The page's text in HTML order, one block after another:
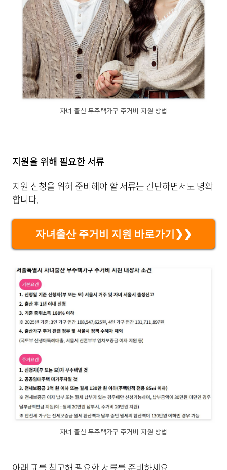
자녀 출산 무주택가구 주거비 지원 방법
지원을 위해 필요한 서류
지원 신청을위해 준비해야 할 서류는 간단하면서도 명확
합니다.
자녀출산 주거비 지원 바로가기❯❯
자녀 출산 무주택가구 주거비 지원 방법